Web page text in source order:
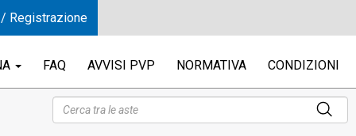
FAQ AVVISI PVP NORMATIVA CONDIZIONI
Registrazione